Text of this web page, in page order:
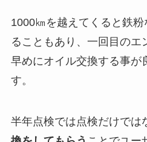
1000㎞を越えてくると鉄粉
ることもあり、一回目のエ
早めにオイル交換する事が
す。
半年点検では点検だけでは